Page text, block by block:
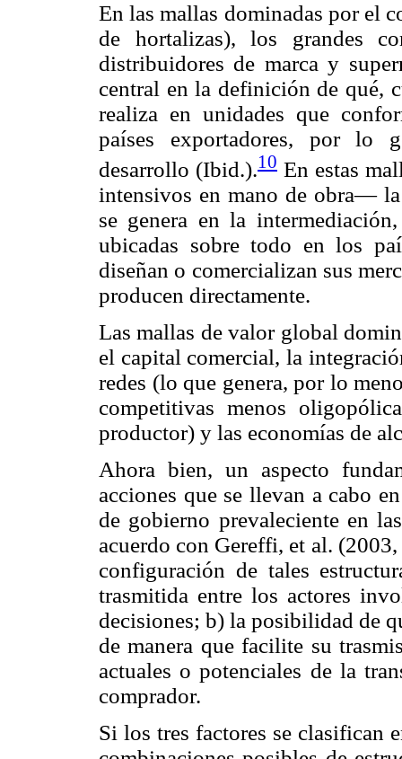
En las mallas dominadas por el
de hortalizas), los grandes
distribuidores de marca y
central en la definición de qué,
realiza en unidades que
países exportadores, por lo
desarrollo (Ibid.).10 En estas
intensivos en mano de obra—
se genera en la
ubicadas sobre todo en los
diseñan o comercializan sus
producen directamente.
Las mallas de valor global
el capital comercial, la
redes (lo que genera, por lo
competitivas menos
productor) y las economías de
Ahora bien, un aspecto
acciones que se llevan a cabo
de gobierno prevaleciente en
acuerdo con Gereffi, et al.
configuración de tales
trasmitida entre los actores
decisiones; b) la posibilidad de
de manera que facilite su
actuales o potenciales de la
comprador.
Si los tres factores se clasifican